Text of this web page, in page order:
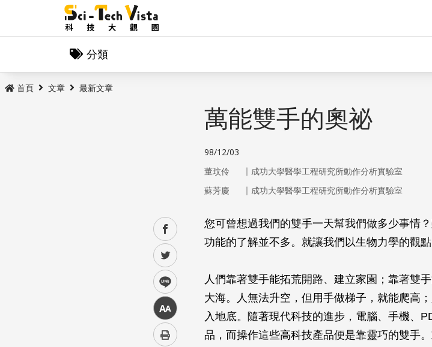
分類
首頁 文章 最新文章
facebook
twitter
line
中
萬能雙手的奧祕
98/12/03
董玟伶 ｜ 成功大學醫學工程研究所動作分析實驗室
蘇芳慶
｜ 成功大學醫學工程研究所動作分析實驗室
您可曾想過我們的雙手一天幫我們做多少事情
功能的了解並不多。就讓我們以生物力學的觀
人們靠著雙手能拓荒開路、建立家園；靠著雙
大海。人無法升空，但用手做梯子，就能爬高
入地底。隨著現代科技的進步，電腦、手機、
品，而操作這些高科技產品便是靠靈巧的雙手